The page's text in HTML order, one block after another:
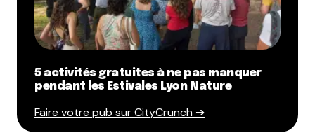
5 activités gratuites à ne pas manquer
pendant les Estivales Lyon Nature
Faire votre pub sur CityCrunch ➔